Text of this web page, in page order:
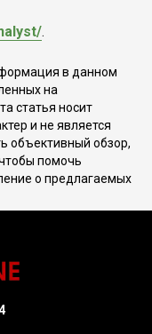
.
в данном
на
статья носит
и не является
объективный обзор,
помочь
о предлагаемых